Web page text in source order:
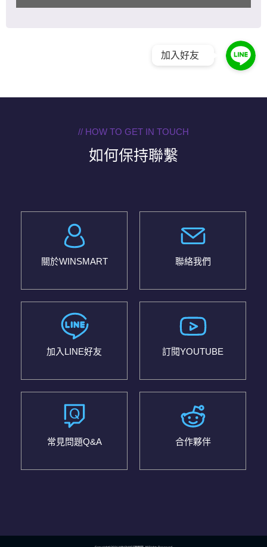
// HOW TO GET IN TOUCH
如何保持聯繫
加入好友
關於WINSMART 聯絡我們
加入LINE好友 訂閱YOUTUBE
常見問題Q&A 合作夥伴